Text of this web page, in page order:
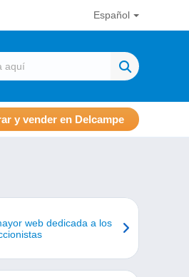
Español
y vender en Delcampe
web dedicada a los